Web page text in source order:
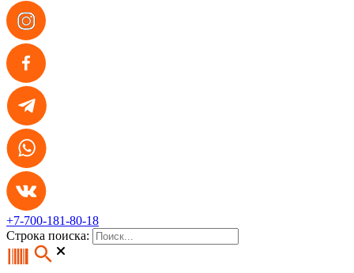
+7-700-181-80-18
Строка поиска: